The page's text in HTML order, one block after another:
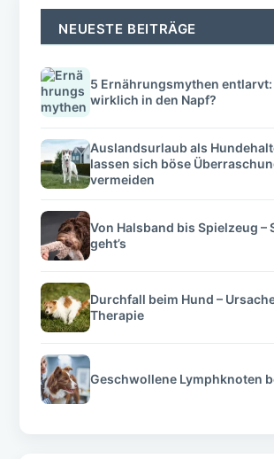
NEUESTE BEITRÄGE
5 Ernährungsmythen
wirklich in den Napf?
Auslandsurlaub als
lassen sich böse
vermeiden
Von Halsband bis Spielzeug –
geht’s
Durchfall beim Hund –
Therapie
Geschwollene Lymphknoten